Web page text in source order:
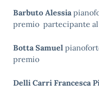
Barbuto Alessia
premio partecipante
Botta Samuel
premio
Delli Carri Francesca